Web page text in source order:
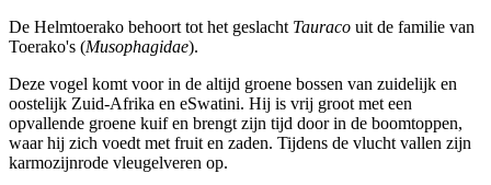
De Helmtoerako behoort tot het geslacht Tauraco uit de familie van
Toerako's (Musophagidae).
Deze vogel komt voor in de altijd groene bossen van zuidelijk en
oostelijk Zuid-Afrika en eSwatini. Hij is vrij groot met een
opvallende groene kuif en brengt zijn tijd door in de boomtoppen,
waar hij zich voedt met fruit en zaden. Tijdens de vlucht vallen zijn
karmozijnrode vleugelveren op.